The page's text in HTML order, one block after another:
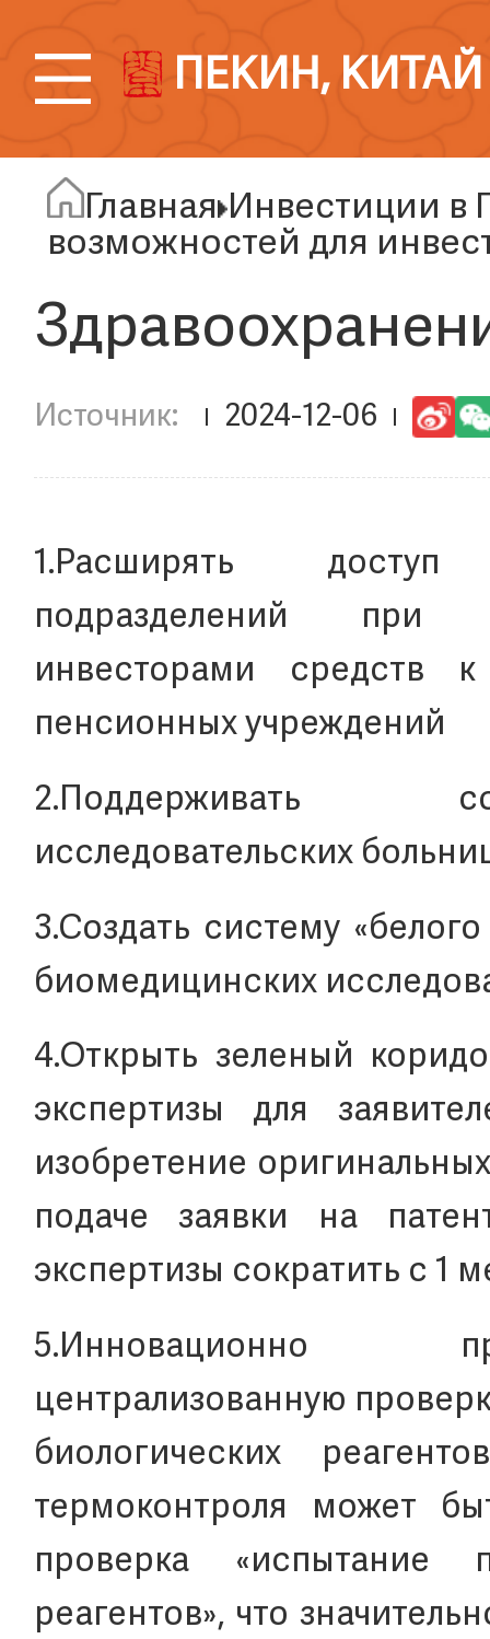
ПЕКИН, КИТАЙ
Главная Инвестиции в
возможностей для
2024-12-06
1.Расширять
подразделений при
инвесторами средств
пенсионных учреждений
2.Поддерживать
исследовательских
3.Создать систему
биомедицинских
4.Открыть зеленый
экспертизы для
изобретение
подаче заявки на
экспертизы сократить с 1
5.Инновационно
централизованную
биологических
термоконтроля может
проверка «испытание
реагентов», что